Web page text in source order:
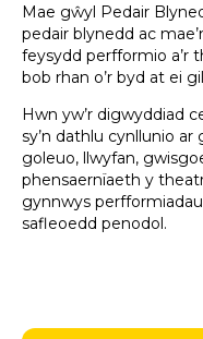
Mae gŵyl Pedair
pedair blynedd ac
feysydd perfformio a’r
bob rhan o’r byd at ei
Hwn yw’r digwyddiad
sy’n dathlu cynllunio
goleuo, llwyfan,
phensaernïaeth y
gynnwys
safleoedd penodol.